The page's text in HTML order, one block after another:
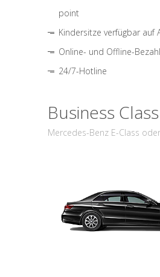
point
Kindersitze verfügbar auf
Online- und Offline-
24/7-Hotline
Business Class
Mercedes-Benz E-Class